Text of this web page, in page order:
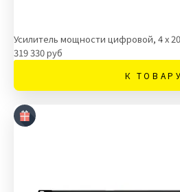
Усилитель мощности цифровой, 4 х
319 330 руб
К ТОВАРУ